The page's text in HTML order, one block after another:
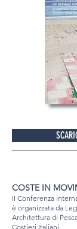
COSTE IN
II Conferenza
è organizzata da
Architettura di
Costieri Italiani,